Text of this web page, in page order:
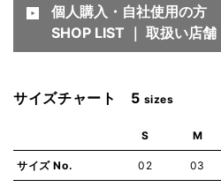
個人購入・自社使用の方
SHOP LIST ｜ 取扱い店舗
サイズチャート 5 sizes
S M
サイズ No. 02 03